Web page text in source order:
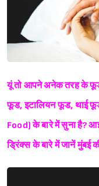
यूं तो आपने अनेक तरह के
फूड, इटालियन फूड, थाई
Food) के बारे में सुना है?
ड्रिंक्स के बारे में जानें मुंबई